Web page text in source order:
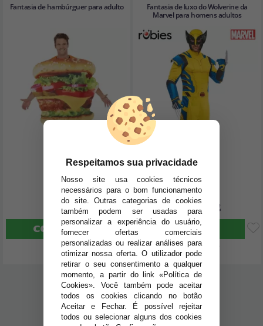
Fantasia de hambúrguer para adulto
26,42€
COMPRAR
Imposto Incluído
Fantasia de luxo do Wolverine da
Marvel para homens adultos
50,82€
COMPRAR
Imposto Incluído
1 2 3
Respeitamos sua privacidade
Nosso site usa cookies técnicos
necessários para o bom funcionamento
do site. Outras categorias de cookies
também podem ser usadas para
personalizar a experiência do usuário,
fornecer ofertas comerciais
personalizadas ou realizar análises para
otimizar nossa oferta. O utilizador pode
retirar o seu consentimento a qualquer
momento, a partir do link «Política de
Cookies». Você também pode aceitar
todos os cookies clicando no botão
Aceitar e Fechar. É possível rejeitar
todos ou selecionar alguns dos cookies